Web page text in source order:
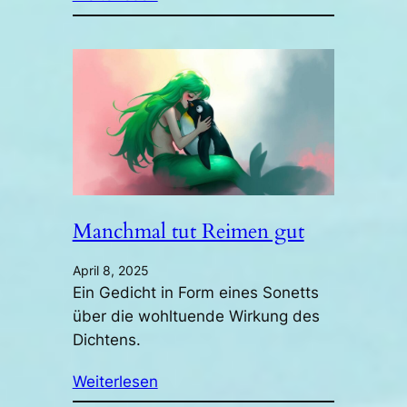
Manchmal tut Reimen gut
April 8, 2025
Ein Gedicht in Form eines Sonetts
über die wohltuende Wirkung des
Dichtens.
Weiterlesen